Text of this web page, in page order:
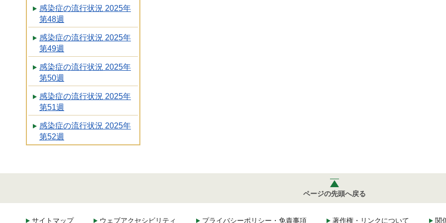
感染症の流行状況 2025年
第48週
感染症の流行状況 2025年
第49週
感染症の流行状況 2025年
第50週
感染症の流行状況 2025年
第51週
感染症の流行状況 2025年
第52週
ページの先頭へ戻る
サイトマップ ウェブアクセシビリティ プライバシーポリシー・免責事項 著作権・リンクについて 関